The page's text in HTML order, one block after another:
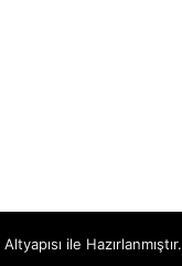
Altyapısı ile Hazırlanmıştır.